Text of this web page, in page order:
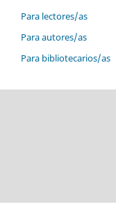
Para lectores/as
Para autores/as
Para bibliotecarios/as